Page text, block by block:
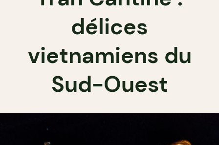
délices
vietnamiens du
Sud-Ouest